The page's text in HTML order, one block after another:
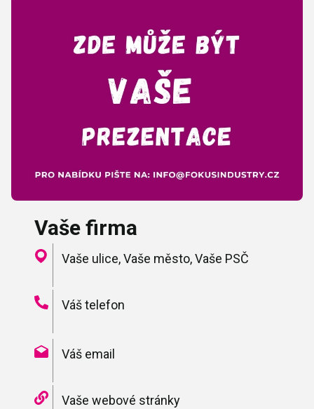
Vaše firma
Vaše ulice, Vaše město, Vaše PSČ
Váš telefon
Váš email
Vaše webové stránky